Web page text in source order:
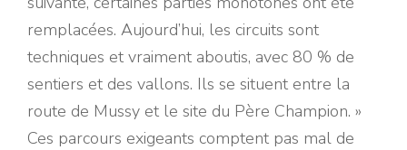
remplacées. Aujourd’hui, les circuits sont
techniques et vraiment aboutis, avec 80 % de
sentiers et des vallons. Ils se situent entre la
route de Mussy et le site du Père Champion. »
Ces parcours exigeants comptent pas mal de